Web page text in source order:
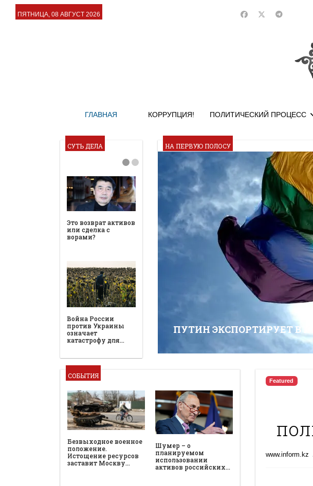
ПЯТНИЦА, 08 АВГУСТ 2026
ГЛАВНАЯ КОРРУПЦИЯ! ПОЛИТИЧЕСКИЙ ПРОЦЕСС
СУТЬ ДЕЛА
Это возврат активов
или сделка с
ворами?
Война России
против Украины
означает
катастрофу для…
НА ПЕРВУЮ ПОЛОСУ
ПУТИН ЭКСПОРТИРУЕТ В
СОБЫТИЯ
Безвыходное военное
положение.
Истощение ресурсов
заставит Москву…
Шумер – о
планируемом
использовании
активов российских…
Featured
www.inform.kz